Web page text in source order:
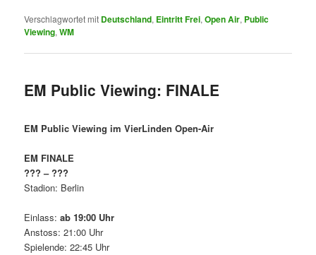
Verschlagwortet mit Deutschland, Eintritt Frei,Open Air, Public
Viewing,WM
EM Public Viewing: FINALE
EM Public Viewing im VierLinden Open-Air
EM FINALE
??? – ???
Stadion: Berlin
Einlass:ab 19:00 Uhr
Anstoss: 21:00 Uhr
Spielende: 22:45 Uhr